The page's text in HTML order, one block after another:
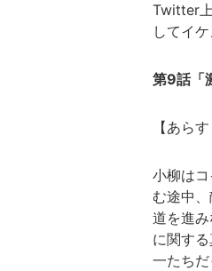
Twitter
してイ
第9話「
【あらす
小柳は
む途中
道を進
に関す
一たち